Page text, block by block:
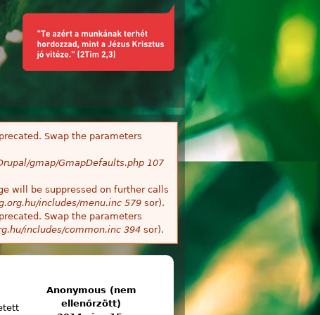
Swap the parameters
gmap/GmapDefaults.php 107
will be suppressed on further calls
includes/menu.inc 579 sor).
Swap the parameters
includes/common.inc 394 sor).
Anonymous (nem
ellenőrzött)